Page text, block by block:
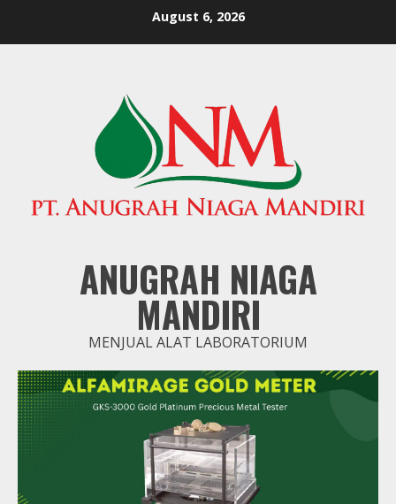
August 6, 2026
ANUGRAH NIAGA
MANDIRI
MENJUAL ALAT LABORATORIUM